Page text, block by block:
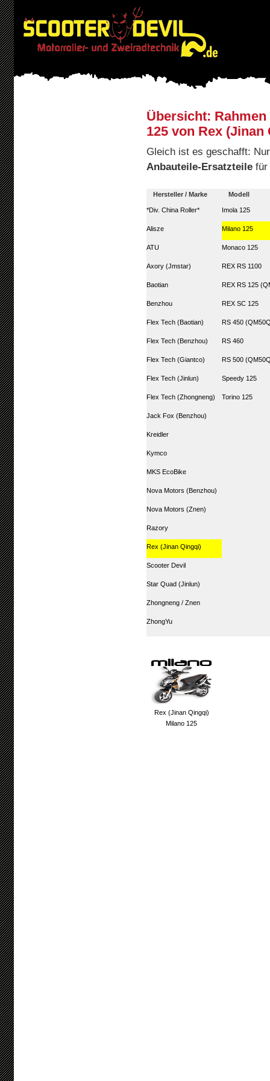
Übersicht:
125 von Rex (Jinan
Gleich ist es geschafft:
Anbauteile-Ersatzteile
Hersteller / Marke Modell
*Div. China Roller*
Alisze
ATU
Axory (Jmstar)
Baotian
Benzhou
Flex Tech (Baotian)
Flex Tech (Benzhou)
Flex Tech (Giantco)
Flex Tech (Jinlun)
Flex Tech (Zhongneng)
Jack Fox (Benzhou)
Kreidler
Kymco
MKS EcoBike
Nova Motors (Benzhou)
Nova Motors (Znen)
Razory
Rex (Jinan Qingqi)
Scooter Devil
Star Quad (Jinlun)
Zhongneng / Znen
ZhongYu
Imola 125
Milano 125
Monaco 125
REX RS 1100
REX RS 125
REX SC 125
RS 450
RS 460
RS 500
Speedy 125
Torino 125
Rex (Jinan Qingqi)
Milano 125